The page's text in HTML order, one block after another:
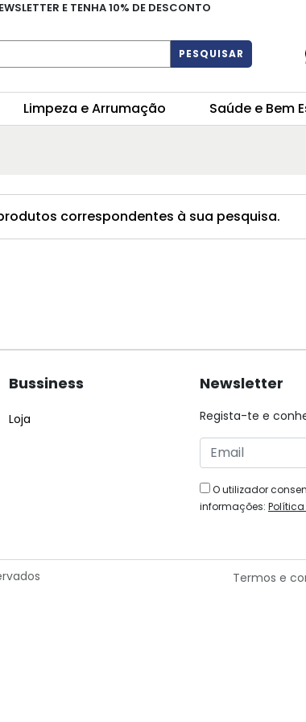
E TENHA 10% DE DESCONTO
PESQUISAR
Limpeza e Arrumação Saúde e Bem
correspondentes à sua pesquisa.
Bussiness
Loja
Newsletter
Regista-te e
O utilizador
informações:
Termos e